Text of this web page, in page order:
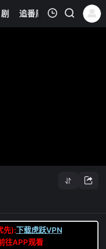
追番周表 今日更新
6
先):下载虎跃VPN
往APP观看